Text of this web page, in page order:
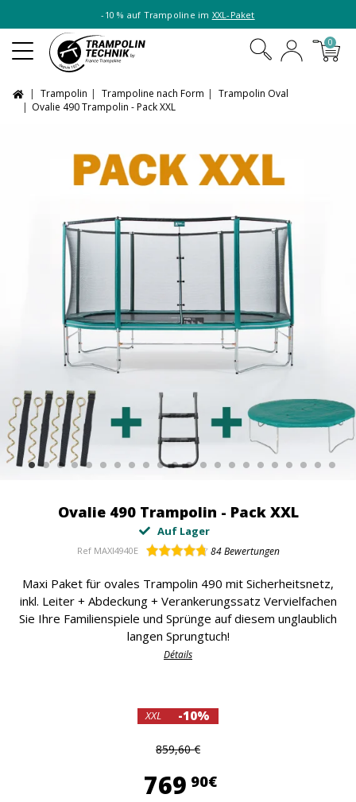
-10 % auf Trampoline im XXL-Paket
0
Trampolin Trampoline nach Form
Trampolin Oval
Ovalie 490 Trampolin - Pack XXL
Ovalie 490 Trampolin - Pack XXL
Auf Lager
Ref MAXI4940E 84Bewertungen
Maxi Paket für ovales Trampolin 490 mit Sicherheitsnetz,
inkl. Leiter + Abdeckung + Verankerungssatz Vervielfachen
Sie Ihre Familienspiele und Sprünge auf diesem unglaublich
langen Sprungtuch!
Détails
XXL -10%
859,60 €
769 90€769,90 €